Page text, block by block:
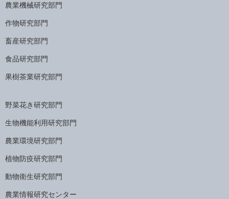
農業機械研究部門
作物研究部門
畜産研究部門
食品研究部門
果樹茶業研究部門
野菜花き研究部門
生物機能利用研究部門
農業環境研究部門
植物防疫研究部門
動物衛生研究部門
農業情報研究センター